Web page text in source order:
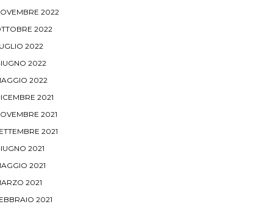
2022
2022
2022
2022
2022
2021
2021
2021
2021
2021
2021
2021